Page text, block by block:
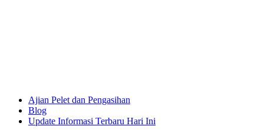
Ajian Pelet dan Pengasihan
Blog
Update Informasi Terbaru Hari Ini